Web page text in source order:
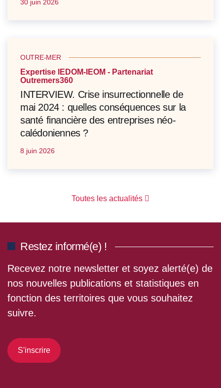
30 juin 2026
OUTRE-MER
Expertise IEDOM-IEOM - Partenariat
Outremers360
INTERVIEW. Crise insurrectionnelle de
mai 2024 : quelles conséquences sur la
santé financière des entreprises néo-
calédoniennes ?
8 juin 2026
Toutes les actualités
Restez informé(e) !
Recevez notre newsletter et soyez alerté(e) de
nos nouvelles publications et statistiques en
fonction des territoires que vous souhaitez
suivre.
S'inscrire